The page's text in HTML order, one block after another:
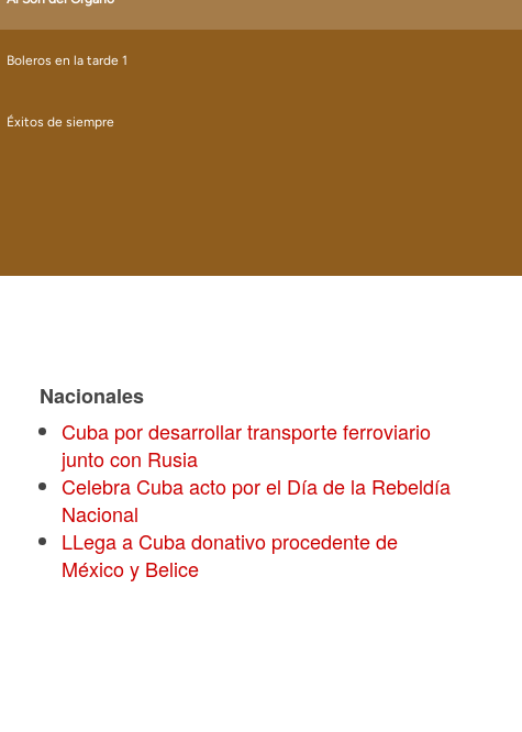
Nacionales
Cuba por desarrollar transporte ferroviario
junto con Rusia
Celebra Cuba acto por el Día de la Rebeldía
Nacional
LLega a Cuba donativo procedente de
México y Belice